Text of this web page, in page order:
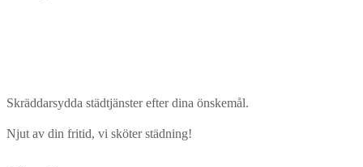
Skräddarsydda städtjänster efter dina önskemål.
Njut av din fritid, vi sköter städning!